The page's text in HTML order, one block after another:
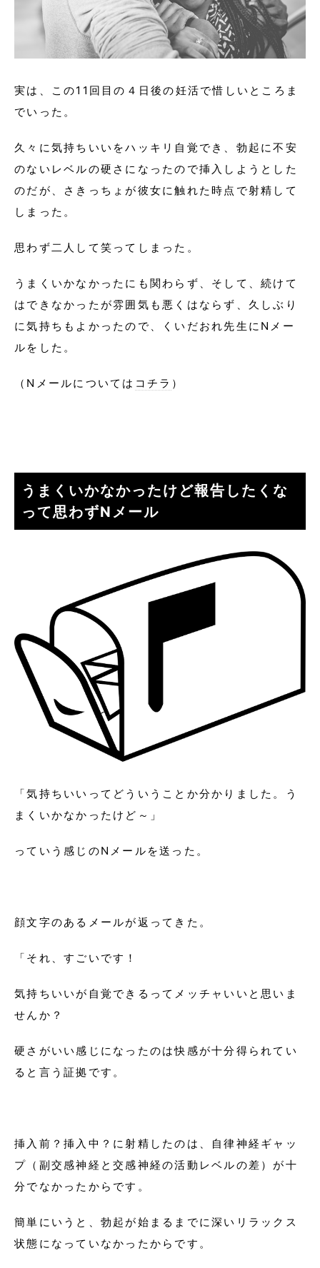
実は、この11回目の４日後の妊活で惜しいところま
でいった。
久々に気持ちいいをハッキリ自覚でき、勃起に不安
のないレベルの硬さになったので挿入しようとした
のだが、さきっちょが彼女に触れた時点で射精して
しまった。
思わず二人して笑ってしまった。
うまくいかなかったにも関わらず、そして、続けて
はできなかったが雰囲気も悪くはならず、久しぶり
に気持ちもよかったので、くいだおれ先生にNメー
ルをした。
（Nメールについては コチラ ）
うまくいかなかったけど報告したくな
って思わずNメール
「気持ちいいってどういうことか分かりました。う
まくいかなかったけど～」
っていう感じのNメールを送った。
顔文字のあるメールが返ってきた。
「それ、すごいです！
気持ちいいが自覚できるってメッチャいいと思いま
せんか？
硬さがいい感じになったのは快感が十分得られてい
ると言う証拠です。
挿入前？挿入中？に射精したのは、自律神経ギャッ
プ（副交感神経と交感神経の活動レベルの差）が十
分でなかったからです。
簡単にいうと、勃起が始まるまでに深いリラックス
状態になっていなかったからです。